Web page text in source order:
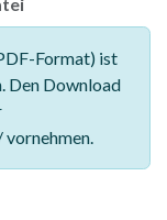
Format) ist
Den Download